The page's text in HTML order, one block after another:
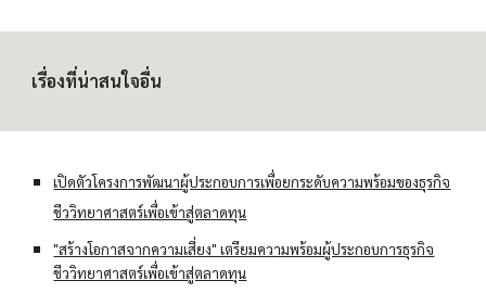
เรื่องที่น่าสนใจอื่น
เปิดตัวโครงการพัฒนาผู้ประกอบการเพื่อยกระดับความพร้อมของธุรกิจ
ชีววิทยาศาสตร์เพื่อเข้าสู่ตลาดทุน
"สร้างโอกาสจากความเสี่ยง" เตรียมความพร้อมผู้ประกอบการธุรกิจ
ชีววิทยาศาสตร์เพื่อเข้าสู่ตลาดทุน